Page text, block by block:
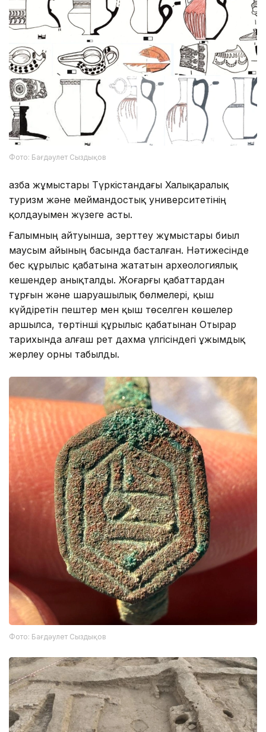
Фото: Бағдәулет Сыздықов
Қазба жұмыстары Түркістандағы Халықаралық
туризм және меймандостық университетінің
қолдауымен жүзеге асты.
Ғалымның айтуынша, зерттеу жұмыстары биыл
маусым айының басында басталған. Нәтижесінде
бес құрылыс қабатына жататын археологиялық
кешендер анықталды. Жоғарғы қабаттардан
тұрғын және шаруашылық бөлмелері, қыш
күйдіретін пештер мен қыш төселген көшелер
аршылса, төртінші құрылыс қабатынан Отырар
тарихында алғаш рет дахма үлгісіндегі ұжымдық
жерлеу орны табылды.
Фото: Бағдәулет Сыздықов